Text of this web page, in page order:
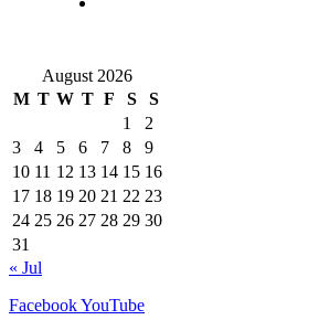
August 2026
M T W T F S
S
1
2
3
4 5 6 7 8
9
10 11 12 13 14 15 16
17 18 19 20 21 22 23
24 25 26 27 28 29 30
31
« Jul
FacebookYouTube